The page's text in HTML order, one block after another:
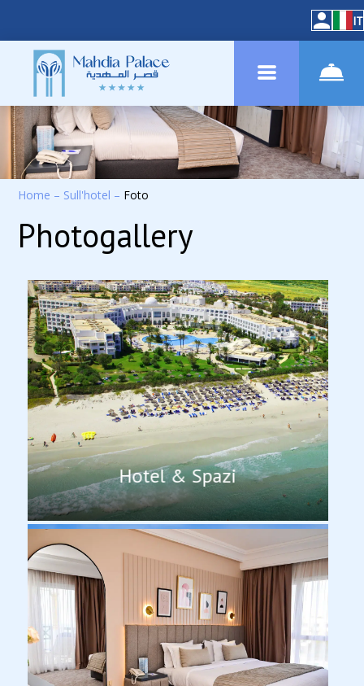
IT
Home – Sull'hotel – Foto
Photogallery
Hotel & Spazi